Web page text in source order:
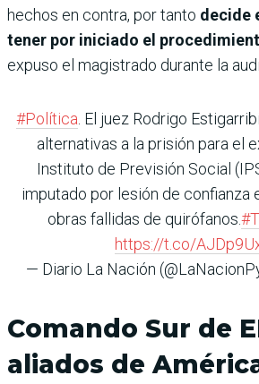
hechos en contra, por tanto decide
tener por iniciado el
expuso el magistrado durante la
#Política. El juez Rodrigo
alternativas a la prisión para el
Instituto de Previsión Social
imputado por lesión de confianza
obras fallidas de quirófanos.
https://t.co/
— Diario La Nación
Comando Sur de
aliados de